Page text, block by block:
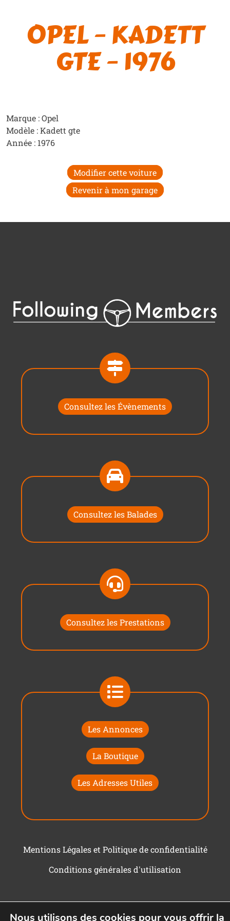
OPEL – KADETT
GTE – 1976
Marque : Opel
Modèle : Kadett gte
Année : 1976
Modifier cette voiture
Revenir à mon garage
Consultez les Évènements
Consultez les Balades
Consultez les Prestations
Les Annonces
La Boutique
Les Adresses Utiles
Mentions Légales et Politique de confidentialité
Conditions générales d'utilisation
Nous utilisons des cookies pour vous offrir la